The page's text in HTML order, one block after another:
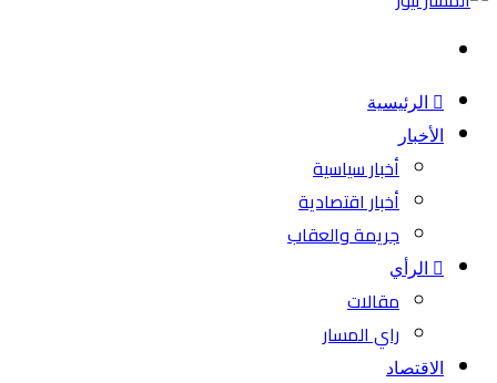
الرئيسية
الأخبار
أخبار سياسية
أخبار اقتصادية
جريمة والعقاب
الرأي
مقالات
راي المسار
الاقتصاد